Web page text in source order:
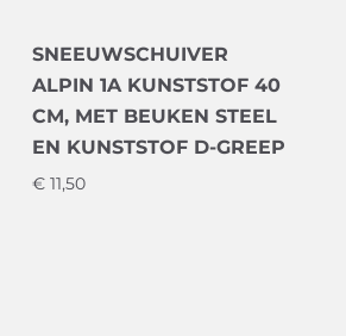
SNEEUWSCHUIVER
ALPIN 1A KUNSTSTOF 40
CM, MET BEUKEN STEEL
EN KUNSTSTOF D-GREEP
€ 11,50